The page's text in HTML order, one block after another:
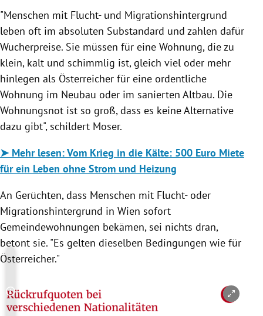
"Menschen mit Flucht- und Migrationshintergrund
leben oft im absoluten Substandard und zahlen dafür
Wucherpreise. Sie müssen für eine Wohnung, die zu
klein, kalt und schimmlig ist, gleich viel oder mehr
hinlegen als Österreicher für eine ordentliche
Wohnung im Neubau oder im sanierten Altbau. Die
Wohnungsnot ist so groß, dass es keine Alternative
dazu gibt", schildert Moser.
➤ Mehr lesen: Vom Krieg in die Kälte: 500 Euro Miete
für ein Leben ohne Strom und Heizung
An Gerüchten, dass Menschen mit Flucht- oder
Migrationshintergrund in Wien sofort
Gemeindewohnungen bekämen, sei nichts dran,
betont sie. "Es gelten dieselben Bedingungen wie für
Österreicher."
Copyright-Hinweis öffnen/schließen